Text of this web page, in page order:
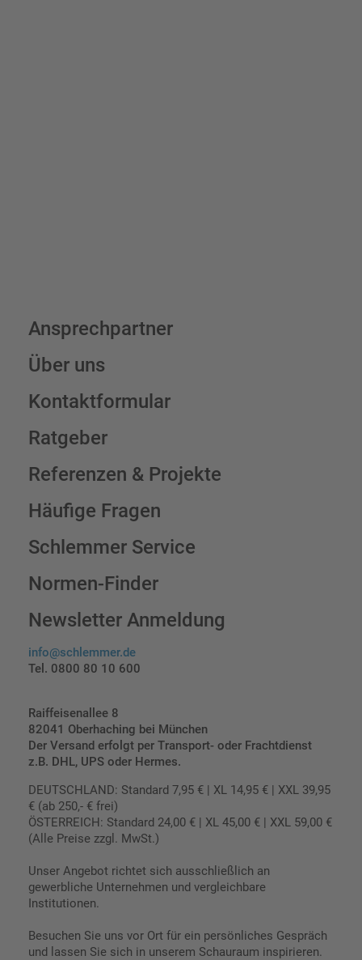
Ansprechpartner
Über uns
Kontaktformular
Ratgeber
Referenzen & Projekte
Häufige Fragen
Schlemmer Service
Normen-Finder
Newsletter Anmeldung
info@schlemmer.de
Tel. 0800 80 10 600
Raiffeisenallee 8
82041 Oberhaching bei München
Der Versand erfolgt per Transport- oder Frachtdienst
z.B. DHL, UPS oder Hermes.
DEUTSCHLAND: Standard 7,95 € | XL 14,95 € | XXL 39,95
€ (ab 250,- € frei)
ÖSTERREICH: Standard 24,00 € | XL 45,00 € | XXL 59,00 €
(Alle Preise zzgl. MwSt.)
Unser Angebot richtet sich ausschließlich an
gewerbliche Unternehmen und vergleichbare
Institutionen.
Besuchen Sie uns vor Ort für ein persönliches Gespräch
und lassen Sie sich in unserem Schauraum inspirieren.